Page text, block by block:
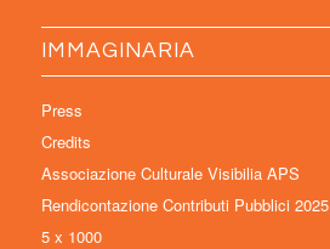
IMMAGINARIA
Press
Credits
Associazione Culturale Visibilia APS
Rendicontazione Contributi Pubblici 2025
5 x 1000